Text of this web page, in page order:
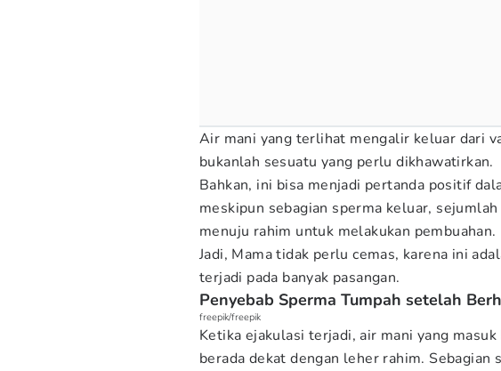
Air mani yang terlihat mengalir keluar dari
bukanlah sesuatu yang perlu dikhawatirkan.
Bahkan, ini bisa menjadi pertanda positif
meskipun sebagian sperma keluar,
menuju rahim untuk melakukan pembuahan.
Jadi, Mama tidak perlu cemas, karena ini
terjadi pada banyak pasangan.
Penyebab Sperma Tumpah setelah
freepik/freepik
Ketika ejakulasi terjadi, air mani yang
berada dekat dengan leher rahim. Sebagian